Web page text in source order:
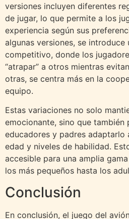
versiones incluyen diferentes
de jugar, lo que permite a los
experiencia según sus
algunas versiones, se introduce
competitivo, donde los
“atrapar” a otros mientras
otras, se centra más en la
equipo.
Estas variaciones no solo
emocionante, sino que también
educadores y padres adaptarlo
edad y niveles de habilidad.
accesible para una amplia
los más pequeños hasta los
Conclusión
En conclusión, el juego del